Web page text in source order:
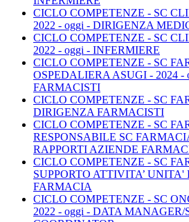
CICLO COMPETENZE - SC
2022 - oggi - DIRIGENZA
CICLO COMPETENZE - SC
2022 - oggi - INFERMIERE
CICLO COMPETENZE - SC
OSPEDALIERA ASUGI - 2024
FARMACISTI
CICLO COMPETENZE - SC
DIRIGENZA FARMACISTI
CICLO COMPETENZE - SC
RESPONSABILE SC
RAPPORTI AZIENDE
CICLO COMPETENZE - SC
SUPPORTO ATTIVITA’ UNITA'
FARMACIA
CICLO COMPETENZE - SC
2022 - oggi - DATA MANAGER/